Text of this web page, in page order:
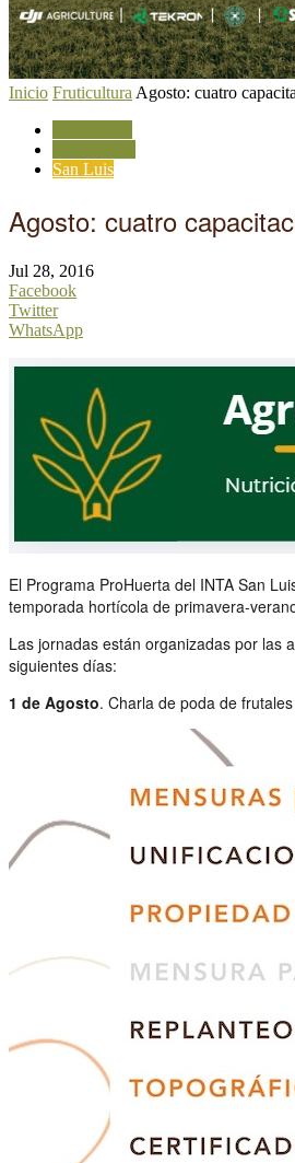
Inicio Fruticultura Agosto: cuatro
San Luis
Agosto: cuatro
Jul 28, 2016
Facebook
Twitter
WhatsApp
El Programa ProHuerta del INTA San
temporada hortícola de primavera-
Las jornadas están organizadas por las
siguientes días:
1 de Agosto. Charla de poda de